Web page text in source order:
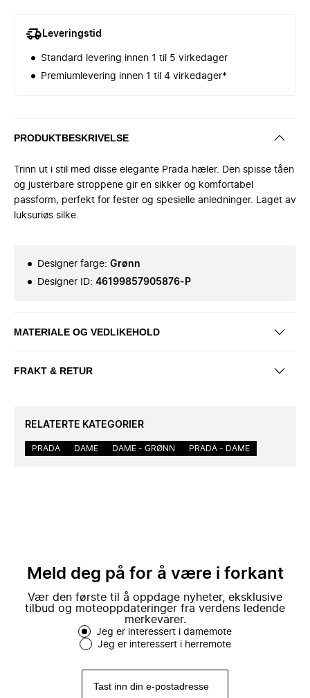
Leveringstid
Standard levering innen 1 til 5 virkedager
Premiumlevering innen 1 til 4 virkedager*
PRODUKTBESKRIVELSE
Trinn ut i stil med disse elegante Prada hæler. Den spisse tåen
og justerbare stroppene gir en sikker og komfortabel
passform, perfekt for fester og spesielle anledninger. Laget av
luksuriøs silke.
Designer farge: Grønn
Designer ID: 46199857905876-P
MATERIALE OG VEDLIKEHOLD
FRAKT & RETUR
RELATERTE KATEGORIER
PRADA DAME DAME - GRØNN PRADA - DAME
Meld deg på for å være i forkant
Vær den første til å oppdage nyheter, eksklusive
tilbud og moteoppdateringer fra verdens ledende
merkevarer.
Jeg er interessert i damemote
Jeg er interessert i herremote